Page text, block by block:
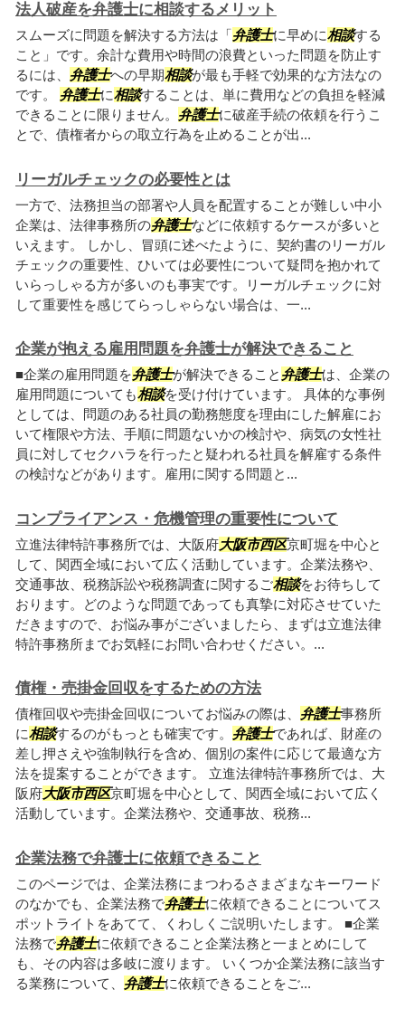
法人破産を弁護士に相談するメリット
スムーズに問題を解決する方法は「弁護士に早めに相談する
こと」です。余計な費用や時間の浪費といった問題を防止す
るには、 弁護士への早期相談が最も手軽で効果的な方法なの
です。 弁護士に相談することは、単に費用などの負担を軽減
できることに限りません。 弁護士に破産手続の依頼を行うこ
とで、債権者からの取立行為を止めることが出...
リーガルチェックの必要性とは
一方で、法務担当の部署や人員を配置することが難しい中小
企業は、法律事務所の弁護士などに依頼するケースが多いと
いえます。 しかし、冒頭に述べたように、契約書のリーガル
チェックの重要性、ひいては必要性について疑問を抱かれて
いらっしゃる方が多いのも事実です。リーガルチェックに対
して重要性を感じてらっしゃらない場合は、一...
企業が抱える雇用問題を弁護士が解決できること
■企業の雇用問題を弁護士が解決できること 弁護士は、企業の
雇用問題についても相談を受け付けています。 具体的な事例
としては、問題のある社員の勤務態度を理由にした解雇にお
いて権限や方法、手順に問題ないかの検討や、病気の女性社
員に対してセクハラを行ったと疑われる社員を解雇する条件
の検討などがあります。雇用に関する問題と...
コンプライアンス・危機管理の重要性について
立進法律特許事務所では、大阪府大阪市西区京町堀を中心と
して、関西全域において広く活動しています。企業法務や、
交通事故、税務訴訟や税務調査に関するご相談をお待ちして
おります。どのような問題であっても真摯に対応させていた
だきますので、お悩み事がございましたら、まずは立進法律
特許事務所までお気軽にお問い合わせください。...
債権・売掛金回収をするための方法
債権回収や売掛金回収についてお悩みの際は、 弁護士事務所
に相談するのがもっとも確実です。 弁護士であれば、財産の
差し押さえや強制執行を含め、個別の案件に応じて最適な方
法を提案することができます。 立進法律特許事務所では、大
阪府大阪市西区京町堀を中心として、関西全域において広く
活動しています。企業法務や、交通事故、税務...
企業法務で弁護士に依頼できること
このページでは、企業法務にまつわるさまざまなキーワード
のなかでも、企業法務で弁護士に依頼できることについてス
ポットライトをあてて、くわしくご説明いたします。 ■企業
法務で弁護士に依頼できること企業法務と一まとめにして
も、その内容は多岐に渡ります。 いくつか企業法務に該当す
る業務について、 弁護士に依頼できることをご...